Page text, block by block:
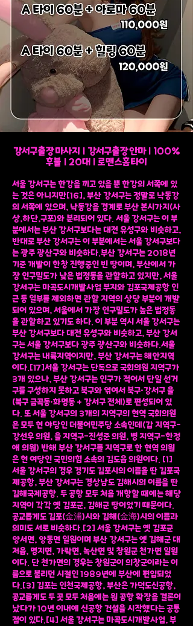
강서구출장마사지 l 강서구출장안마 l 100%
후불 l 20대 l 로맨스홈타이
​서울 강서구는 한강을 끼고 있을 뿐 한강의 서쪽에 있
는 것은 아니지만[16], 부산 강서구는 정말로 낙동강
의 서쪽에 있으며, 낙동강을 경계로 부산 본시가지(사
상,하단,구포)와 분리되어 있다. 서울 강서구는 이 부
분에서는 부산 강서구보다는 대전 유성구와 비슷하고,
반대로 부산 강서구는 이 부분에서는 서울 강서구보다
는 광주 광산구와 비슷하다.부산 강서구는 2018년
기준 개발이 한창 진행중인 빈 땅이며, 부산에서 가
장 인구밀도가 낮은 법정동을 관할하고 있지만, 서울
강서구는 마곡도시개발사업 부지와 김포국제공항 인
근 등 일부를 제외하면 관할 지역의 상당 부분이 개발
되어 있으며, 서울에서 가장 인구밀도가 높은 법정동
을 관할하고 있기도 하다. 이 부분 역시 서울 강서구는
부산 강서구보다 대전 유성구와 비슷하고, 부산 강서
구는 서울 강서구보다 광주 광산구와 비슷하다.서울
강서구는 내륙지역이지만, 부산 강서구는 해안지역
이다.[17]서울 강서구는 단독으로 국회의원 지역구가
3개 있으나, 부산 강서구는 인구가 적어서 단일 선거
구를 구성하지 못하고 북구와 엮여서 북구·강서구 을
(북구 금곡동·화명동 + 강서구 전체)로 편성되어 있
다. 또 서울 강서구의 3개의 지역구의 현역 국회의원
은 모두 현 야당인 더불어민주당 소속인데(갑 지역구-
강선우 의원, 을 지역구-진성준 의원, 병 지역구-한정
애 의원) 반해 부산 강서구를 지역구로 한 현역 의원
은 현 여당인 국민의힘 소속의 김도읍 의원이다. [1]
서울 강서구의 경우 경기도 김포시의 이름을 딴 김포국
제공항, 부산 강서구는 경상남도 김해시의 이름을 딴
김해국제공항. 두 공항 모두 처음 개항할 때에는 해당
지역이 각각 옛 김포군, 김해군 땅이었기 때문이다.
공교롭게도 김포(金浦)시와 김해(金海)시의 이름과
의미도 서로 비슷하다.[2] 서울 강서구는 옛 김포군
양서면, 양동면 일원이며 부산 강서구는 옛 김해군 대
저읍, 명지면, 가락면, 녹산면 및 창원군 천가면 일원
이다. 단 천가면의 경우는 창원군이 의창군이라는 이
름으로 불리던 시절인 1989년에 부산에 편입되었
다.[3] 김포는 인천국제공항, 부산은 가덕도신공항,
공교롭게도 두 곳 모두 처음에는 원 공항 확장을 결론이
났다가 10년 이내에 신공항 건설을 시작했다는 공통
점이 있다.[4] 서울 강서구는 마곡도시개발사업, 부